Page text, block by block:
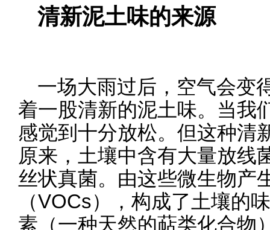
清新泥土味的来源
一场大雨过后，空气会变
着一股清新的泥土味。当我
感觉到十分放松。但这种清
原来，土壤中含有大量放线
丝状真菌。由这些微生物产
（VOCs），构成了土壤的
素（一种天然的萜类化合物